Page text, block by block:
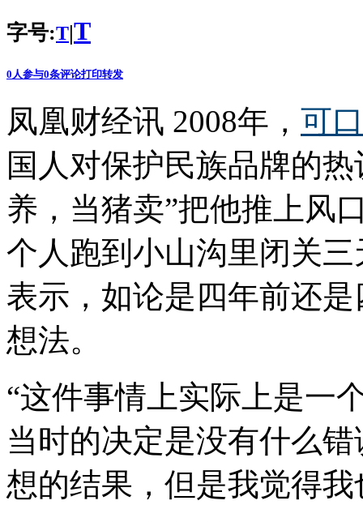
字号:T|T
0 人参与0条评论打印转发
凤凰财经讯 2008年， 可
国人对保护民族品牌的
养，当猪卖”把他推上风
个人跑到小山沟里闭关
表示，如论是四年前还
想法。
“这件事情上实际上是一
当时的决定是没有什么
想的结果，但是我觉得